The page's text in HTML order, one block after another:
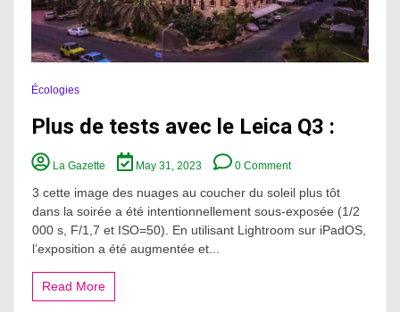
Écologies
Plus de tests avec le Leica Q3 :
La Gazette May 31, 2023 0 CommentPlus
de
tests
avec
le
3 cette image des nuages ​​au coucher du soleil plus tôt
dans la soirée a été intentionnellement sous-exposée (1/2
000 s, F/1,7 et ISO=50). En utilisant Lightroom sur iPadOS,
l’exposition a été augmentée et...
Read More